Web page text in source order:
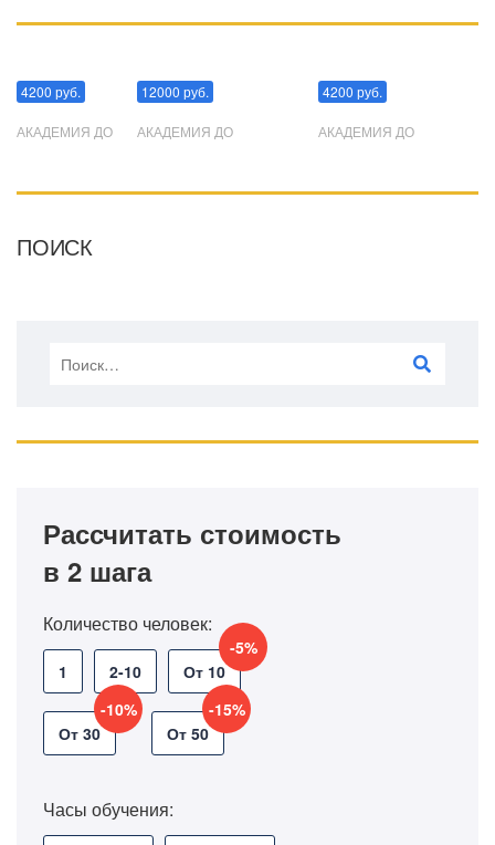
4200 руб.
АКАДЕМИЯ ДО
12000 руб.
АКАДЕМИЯ ДО
4200 руб.
АКАДЕМИЯ ДО
ПОИСК
Рассчитать стоимость
в 2 шага
Количество человек:
1 2-10 От 10
-5%
От 30
-10%
От 50
-15%
Часы обучения: